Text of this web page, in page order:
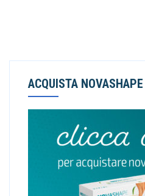
ACQUISTA NOVASHAPE